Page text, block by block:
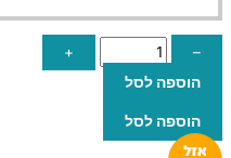
–
+
הוספה לסל
הוספה לסל